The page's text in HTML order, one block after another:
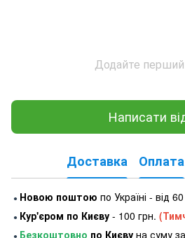
Додайте перший
Написати
Доставка Оплата
● Новою поштою по Україні - від
● Кур'єром по Києву - 100 грн.
● Безкоштовно по Києву на суму